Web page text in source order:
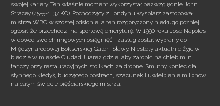
swojej kariery. Ten właśnie moment wykorzystał bezwzględnie John H
Stracey (45-5-1, 37 KO). Pochodzący z Londynu wyspiarz zastopował
mistrza WBC w szóstej odsłonie, a ten rozgoryczony niedługo później
ogłosił, że przechodzi na sportową emeryturę. W 1990 roku Jose Napoles
w dowód swoich ringowych osiągnięć i zasług został wybrany do
Międzynarodowej Bokserskiej Galerii Sławy. Niestety aktualnie żyje w
biedzie w mieście Ciudad Juarez gdzie, aby zarobić na chleb m.in.
tańczy przy restauracyjnych stolikach za drobne. Smutny koniec dla
słynnego kiedyś, budzącego postrach, szacunek i uwielbienie milionów
na całym świecie pięściarskiego mistrza.